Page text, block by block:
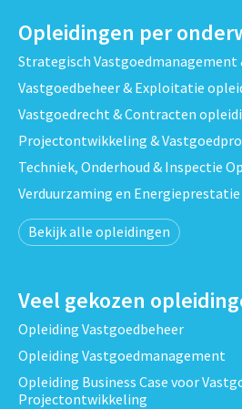
Opleidingen per
Strategisch Vastgoedmanagement
Vastgoedbeheer & Exploitatie
Vastgoedrecht & Contracten
Projectontwikkeling &
Techniek, Onderhoud & Inspectie
Verduurzaming en
Bekijk alle opleidingen
Veel gekozen
Opleiding Vastgoedbeheer
Opleiding Vastgoedmanagement
Opleiding Business Case voor
Projectontwikkeling